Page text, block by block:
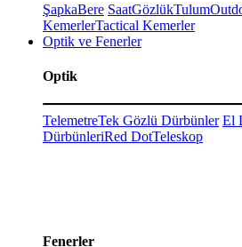
ŞapkaBere SaatGözlükTulum
KemerlerTactical Kemerler
Optik ve Fenerler
Optik
TelemetreTek Gözlü Dürbünler El
DürbünleriRed DotTeleskop
Fenerler